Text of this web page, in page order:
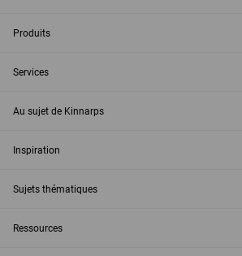
Produits
Services
Au sujet de Kinnarps
Inspiration
Sujets thématiques
Ressources